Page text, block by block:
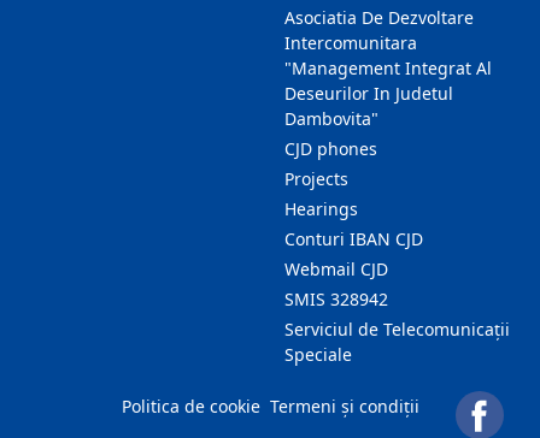
Asociatia De Dezvoltare
Intercomunitara
"Management Integrat Al
Deseurilor In Judetul
Dambovita"
CJD phones
Projects
Hearings
Conturi IBAN CJD
Webmail CJD
SMIS 328942
Serviciul de Telecomunicații
Speciale
Politica de cookie Termeni și condiții